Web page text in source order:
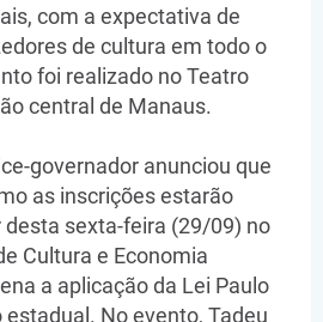
com a expectativa de
de cultura em todo o
foi realizado no Teatro
central de Manaus.
governador anunciou que
as inscrições estarão
sexta-feira (29/09) no
Cultura e Economia
a aplicação da Lei Paulo
No evento, Tadeu